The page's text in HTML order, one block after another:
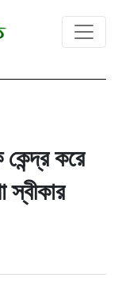
কেন্দ্র করে